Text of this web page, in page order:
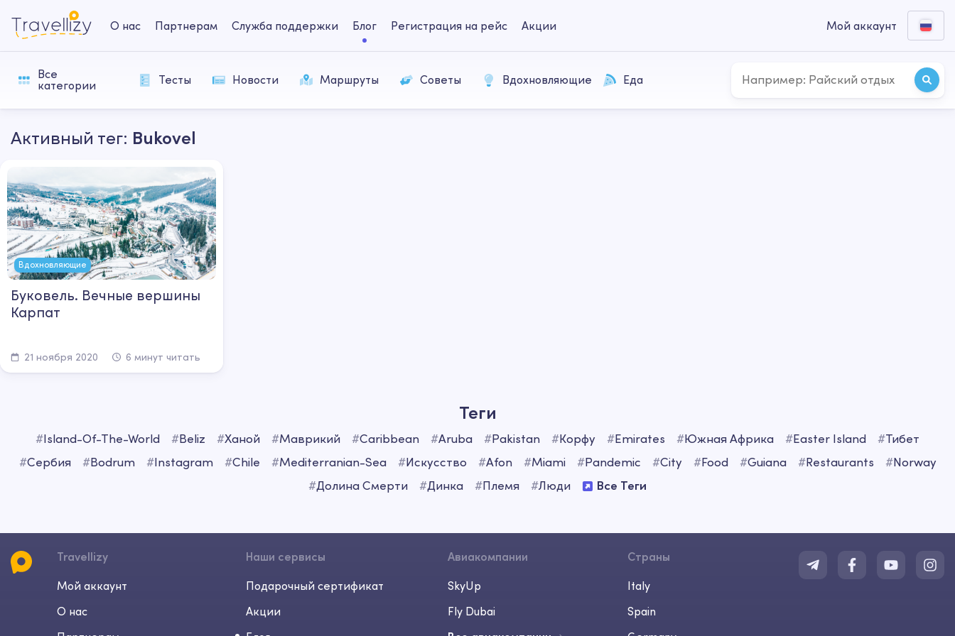
О нас Партнерам Служба поддержки Блог Регистрация на рейс Акции Мой аккаунт
Все
категории
Тесты Новости Маршруты Советы Вдохновляющие Еда
Активный тег: Bukovel
Вдохновляющие
Буковель. Вечные вершины
Карпат
21 ноября 2020 6 минут читать
Теги
#Island-Of-The-World #Beliz #Ханой #Маврикий #Caribbean #Aruba #Pakistan #Корфу #Emirates #Южная Африка #Easter Island #Тибет
#Сербия #Bodrum #Instagram #Chile #Mediterranian-Sea #Искусство #Afon #Miami #Pandemic #City #Food #Guiana #Restaurants #Norway
#Долина Смерти #Динка #Племя #Люди Все Теги
Travellizy
Мой аккаунт
О нас
Наши сервисы
Подарочный сертификат
Акции
Авиакомпании
SkyUp
Fly Dubai
Страны
Italy
Spain